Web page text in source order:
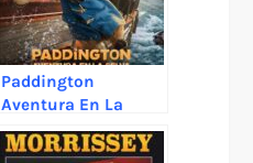
Paddington
Aventura En La
Selva